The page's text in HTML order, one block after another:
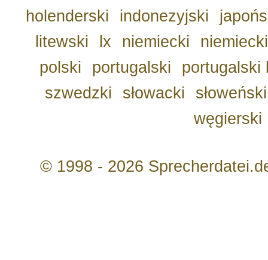
holenderski
indonezyjski
litewski
lx niemiecki
polski
portugalski
portugalski
szwedzki
słowacki
słoweński
węgierski
© 1998 - 2026